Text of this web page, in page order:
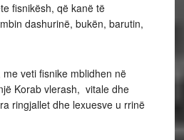
fisnikësh, që kanë të
dashurinë, bukën, barutin,
veti fisnike mblidhen në
Korab vlerash, vitale dhe
ringjallet dhe lexuesve u rrinë